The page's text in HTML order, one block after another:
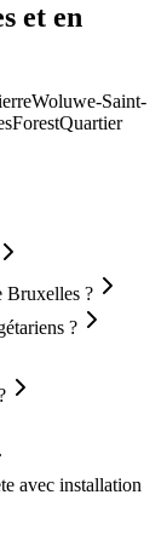
et en
Woluwe-Saint-
ForestQuartier
Bruxelles ?
?
avec installation